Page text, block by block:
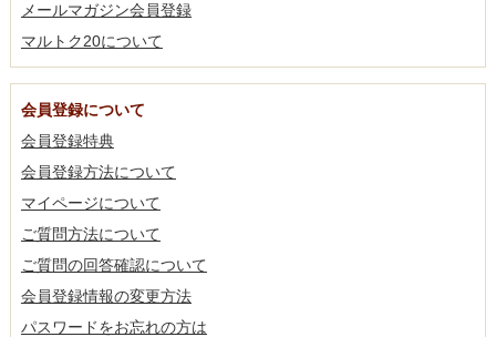
メールマガジン会員登録
マルトク20について
会員登録について
会員登録特典
会員登録方法について
マイページについて
ご質問方法について
ご質問の回答確認について
会員登録情報の変更方法
パスワードをお忘れの方は